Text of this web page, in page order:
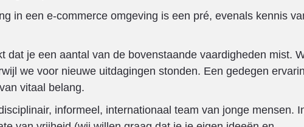
in een e-commerce omgeving is een pré, evenals kennis
dat je een aantal van de bovenstaande vaardigheden mist.
we voor nieuwe uitdagingen stonden. Een gedegen
vitaal belang.
informeel, internationaal team van jonge mensen.